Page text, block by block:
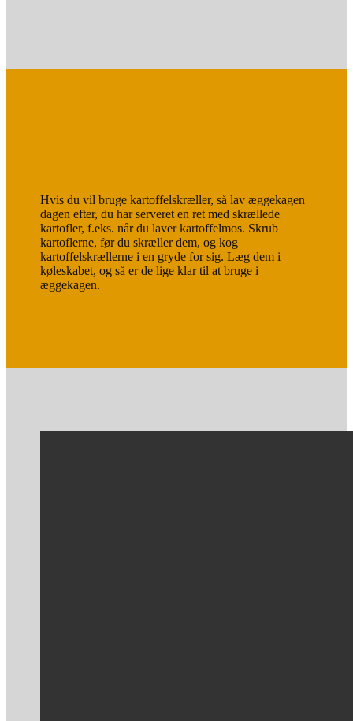
Hvis du vil bruge kartoffelskræller, så lav æggekagen
dagen efter, du har serveret en ret med skrællede
kartofler, f.eks. når du laver kartoffelmos. Skrub
kartoflerne, før du skræller dem, og kog
kartoffelskrællerne i en gryde for sig. Læg dem i
køleskabet, og så er de lige klar til at bruge i
æggekagen.